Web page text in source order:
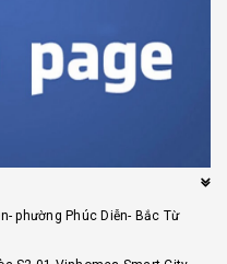
phường Phúc Diễn- Bắc Từ